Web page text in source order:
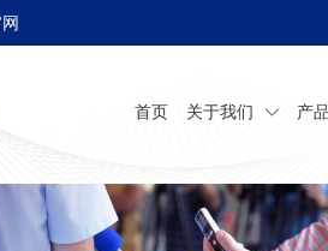
首页 关于我们 产